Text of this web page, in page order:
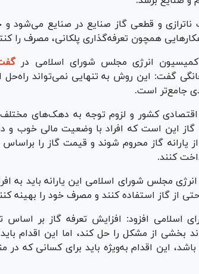
و قطعی گاز صنایع در صنایع می‌شود و
همچون تعرفه‌گذاری پلکانی، مصرف را
انرژی مجلس شورای اسلامی در
خانگی گفت: این روش به تنهایی نمی‌تواند
جامع‌تر است.
کشور و لزوم توجه به دهک‌های مختلف
گاز این است که افراد با وضعیت مالی خوب و
از یارانه گاز محروم شوند و قیمت گاز را
کنند.
مجلس شورای اسلامی این یارانه باید به
از گاز استفاده کنند و مصرف خود را بهینه
اسلامی افزود: افزایش تعرفه گاز بر اساس
بخشی از مشکل را حل کند، اما این اقدام
باشد، این اقدام به‌ویژه باید برای کسانی که در